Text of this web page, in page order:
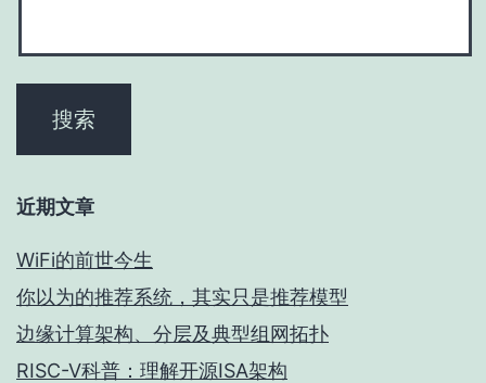
近期文章
WiFi的前世今生
你以为的推荐系统，其实只是推荐模型
边缘计算架构、分层及典型组网拓扑
RISC-V科普：理解开源ISA架构